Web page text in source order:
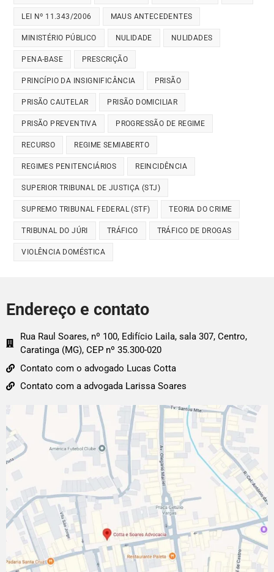
LEI Nº 11.343/2006 MAUS ANTECEDENTES
MINISTÉRIO PÚBLICO NULIDADE NULIDADES
PENA-BASE PRESCRIÇÃO
PRINCÍPIO DA INSIGNIFICÂNCIA PRISÃO
PRISÃO CAUTELAR PRISÃO DOMICILIAR
PRISÃO PREVENTIVA PROGRESSÃO DE REGIME
RECURSO REGIME SEMIABERTO
REGIMES PENITENCIÁRIOS REINCIDÊNCIA
SUPERIOR TRIBUNAL DE JUSTIÇA (STJ)
SUPREMO TRIBUNAL FEDERAL (STF) TEORIA DO CRIME
TRIBUNAL DO JÚRI TRÁFICO TRÁFICO DE DROGAS
VIOLÊNCIA DOMÉSTICA
Endereço e contato
Rua Raul Soares, nº 100, Edifício Laila, sala 307, Centro,
Caratinga (MG), CEP nº 35.300-020
Contato com o advogado Lucas Cotta
Contato com a advogada Larissa Soares